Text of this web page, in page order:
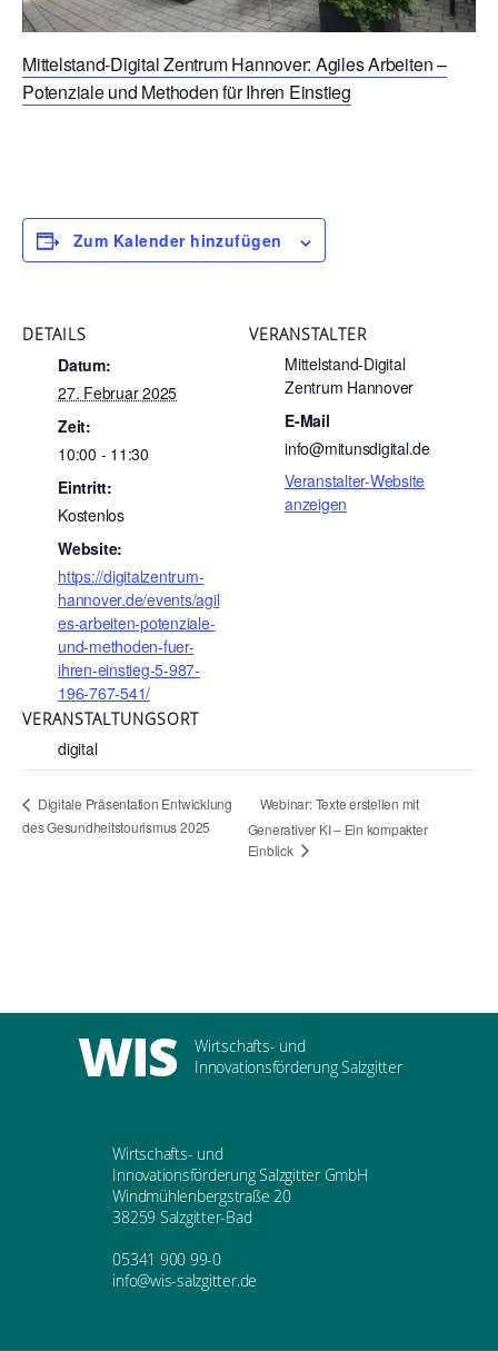
Mittelstand-Digital Zentrum Hannover: Agiles Arbeiten –
Potenziale und Methoden für Ihren Einstieg
Zum Kalender hinzufügen
DETAILS
Datum:
27. Februar 2025
Zeit:
10:00 - 11:30
Eintritt:
Kostenlos
Website:
https://digitalzentrum-
hannover.de/events/agil
es-arbeiten-potenziale-
und-methoden-fuer-
ihren-einstieg-5-987-
196-767-541/
VERANSTALTUNGSORT
digital
VERANSTALTER
Mittelstand-Digital
Zentrum Hannover
E-Mail
info@mitunsdigital.de
Veranstalter-Website
anzeigen
Digitale Präsentation Entwicklung
des Gesundheitstourismus 2025
Webinar: Texte erstellen mit
Generativer KI – Ein kompakter
Einblick
WIS
Wirtschafts- und
Innovationsförderung Salzgitter
Wirtschafts- und
Innovationsförderung Salzgitter GmbH
Windmühlenbergstraße 20
38259 Salzgitter-Bad
05341 900 99-0
info@wis-salzgitter.de